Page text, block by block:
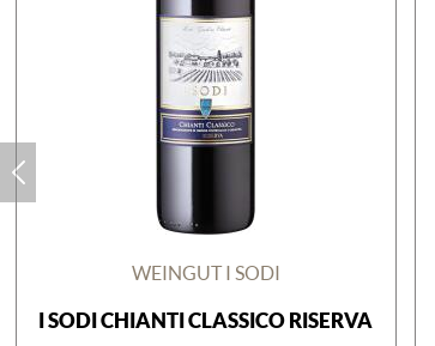
WEINGUT I SODI
I SODI CHIANTI CLASSICO RISERVA